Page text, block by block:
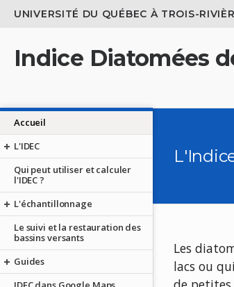
UNIVERSITÉ DU QUÉBEC À TROIS-
Indice Diatomées
Accueil
L'IDEC
Qui peut utiliser et calculer
l'IDEC ?
L'échantillonnage
Le suivi et la restauration des
bassins versants
Guides
Les
lacs ou